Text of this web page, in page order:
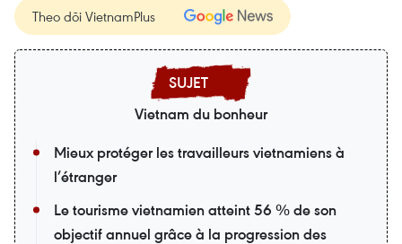
Theo dõi VietnamPlus
Vietnam du bonheur
Mieux protéger les travailleurs vietnamiens à
l’étranger
Le tourisme vietnamien atteint 56 % de son
objectif annuel grâce à la progression des